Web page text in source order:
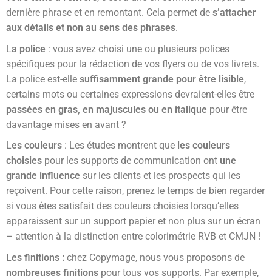
dernière phrase et en remontant. Cela permet de s’attacher
aux détails et non au sens des phrases.
La police : vous avez choisi une ou plusieurs polices
spécifiques pour la rédaction de vos flyers ou de vos livrets.
La police est-elle suffisamment grande pour être lisible,
certains mots ou certaines expressions devraient-elles être
passées en gras, en majuscules ou en italique pour être
davantage mises en avant ?
Les couleurs : Les études montrent que les couleurs
choisies pour les supports de communication ont une
grande influence sur les clients et les prospects qui les
reçoivent. Pour cette raison, prenez le temps de bien regarder
si vous êtes satisfait des couleurs choisies lorsqu’elles
apparaissent sur un support papier et non plus sur un écran
– attention à la distinction entre colorimétrie RVB et CMJN !
Les finitions : chez Copymage, nous vous proposons de
nombreuses finitions pour tous vos supports. Par exemple,